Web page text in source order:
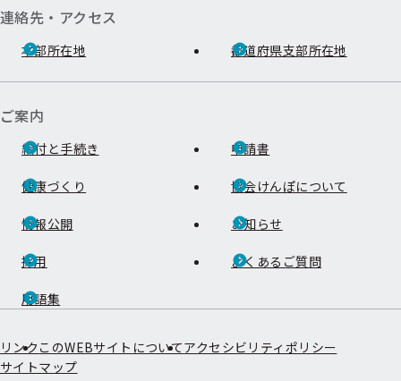
連絡先・アクセス
本部所在地 都道府県支部所在地
ご案内
給付と手続き 申請書
健康づくり 協会けんぽについて
情報公開 お知らせ
採用 よくあるご質問
用語集
リンク このWEBサイトについてアクセシビリティポリシー
サイトマップ